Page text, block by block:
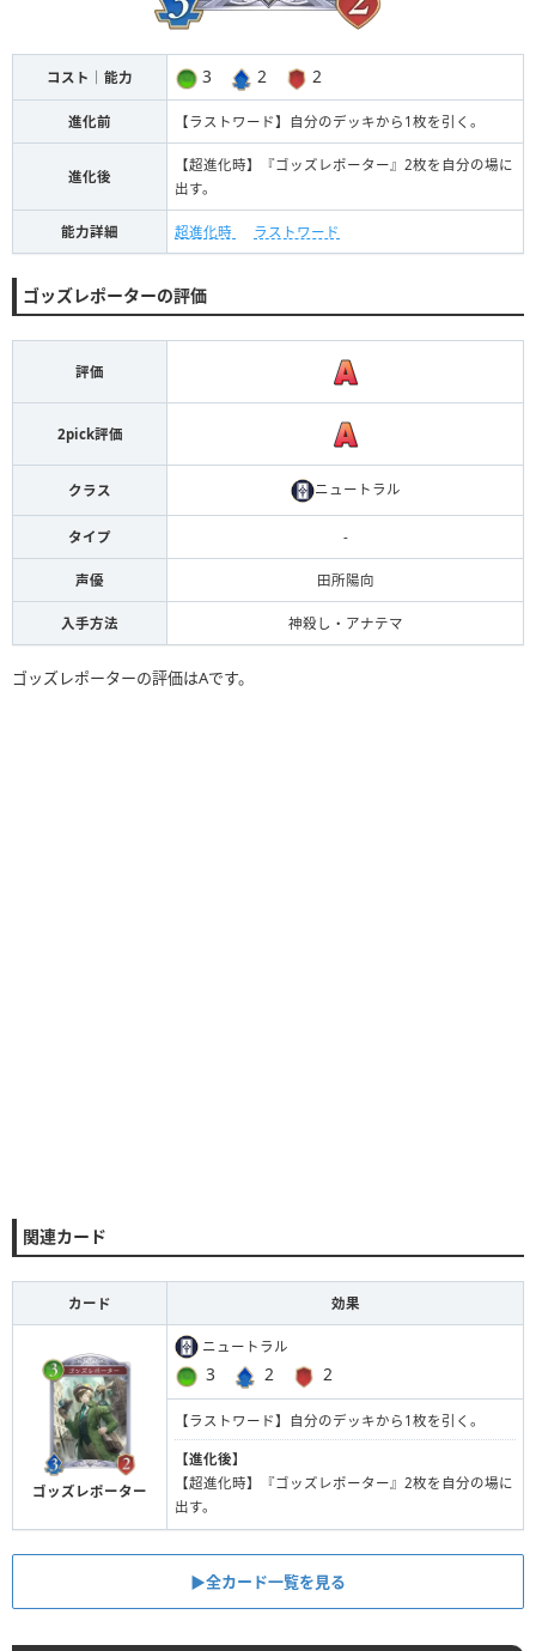
コスト｜能力 3 2 2
進化前 【ラストワード】自分のデッキから1枚を引く。
進化後
【超進化時】『ゴッズレポーター』2枚を自分の場に
出す。
能力詳細 超進化時 ラストワード
ゴッズレポーターの評価
評価
2pick評価
クラス ニュートラル
タイプ -
声優 田所陽向
入手方法 神殺し・アナテマ
ゴッズレポーターの評価はAです。
関連カード
カード 効果
ゴッズレポーター
ニュートラル
3 2 2
【ラストワード】自分のデッキから1枚を引く。
【進化後】
【超進化時】『ゴッズレポーター』2枚を自分の場に
出す。
▶︎全カード一覧を見る